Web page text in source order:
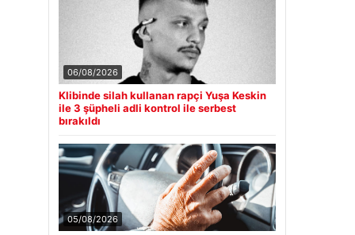
06/08/2026
Klibinde silah kullanan rapçi Yuşa Keskin
ile 3 şüpheli adli kontrol ile serbest
bırakıldı
05/08/2026